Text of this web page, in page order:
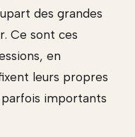
des grandes
Ce sont ces
en
leurs propres
importants